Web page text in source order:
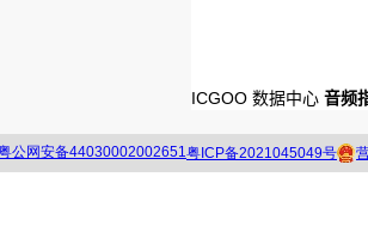
ICGOO 数据中心 音频